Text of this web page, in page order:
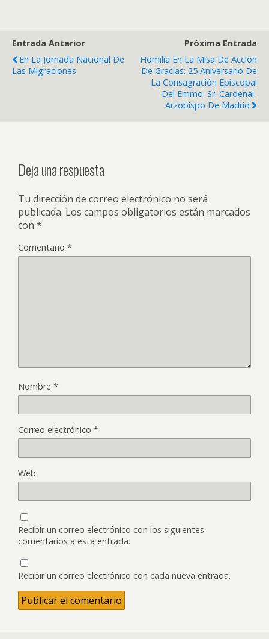
Entrada Anterior
En La Jornada Nacional De
Las Migraciones
Próxima Entrada
Homilía En La Misa De Acción
De Gracias: 25 Aniversario De
La Consagración Episcopal
Del Emmo. Sr. Cardenal-
Arzobispo De Madrid
Deja una respuesta
Tu dirección de correo electrónico no será
publicada. Los campos obligatorios están marcados
con *
Comentario *
Nombre *
Correo electrónico *
Web
Recibir un correo electrónico con los siguientes
comentarios a esta entrada.
Recibir un correo electrónico con cada nueva entrada.